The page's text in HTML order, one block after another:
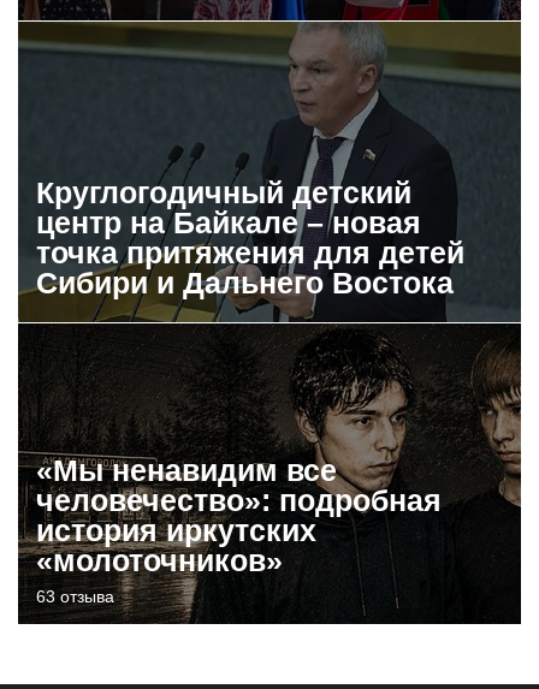
Круглогодичный детский
центр на Байкале – новая
точка притяжения для детей
Сибири и Дальнего Востока
«Мы ненавидим все
человечество»: подробная
история иркутских
«молоточников»
63 отзыва